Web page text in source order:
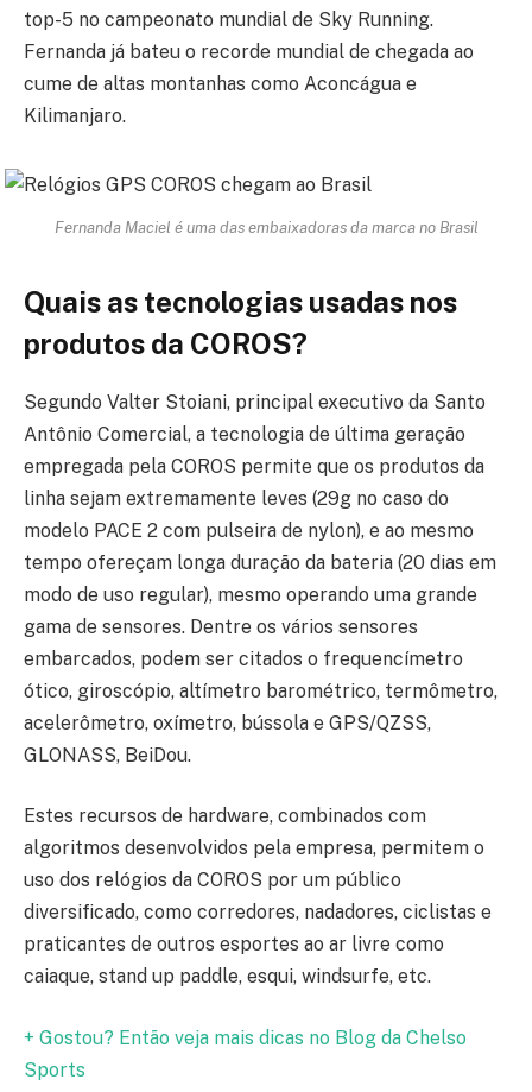
top-5 no campeonato mundial de Sky Running.
Fernanda já bateu o recorde mundial de chegada ao
cume de altas montanhas como Aconcágua e
Kilimanjaro.
Fernanda Maciel é uma das embaixadoras da marca no Brasil
Quais as tecnologias usadas nos
produtos da COROS?
Segundo Valter Stoiani, principal executivo da Santo
Antônio Comercial, a tecnologia de última geração
empregada pela COROS permite que os produtos da
linha sejam extremamente leves (29g no caso do
modelo PACE 2 com pulseira de nylon), e ao mesmo
tempo ofereçam longa duração da bateria (20 dias em
modo de uso regular), mesmo operando uma grande
gama de sensores. Dentre os vários sensores
embarcados, podem ser citados o frequencímetro
ótico, giroscópio, altímetro barométrico, termômetro,
acelerômetro, oxímetro, bússola e GPS/QZSS,
GLONASS, BeiDou.
Estes recursos de hardware, combinados com
algoritmos desenvolvidos pela empresa, permitem o
uso dos relógios da COROS por um público
diversificado, como corredores, nadadores, ciclistas e
praticantes de outros esportes ao ar livre como
caiaque, stand up paddle, esqui, windsurfe, etc.
+ Gostou? Então veja mais dicas no Blog da Chelso
Sports